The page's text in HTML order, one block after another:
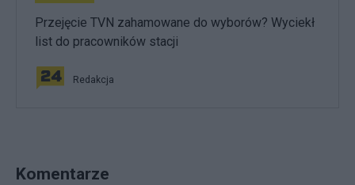
Przejęcie TVN zahamowane do wyborów? Wyciekł
list do pracowników stacji
Redakcja
Komentarze